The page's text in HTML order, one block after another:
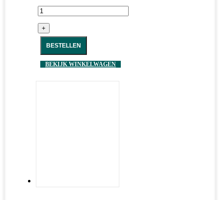
+
BESTELLEN
BEKIJK WINKELWAGEN